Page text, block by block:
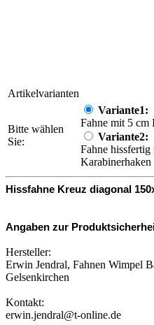
Artikelvarianten
Bitte wählen
Sie:
Variante1:
Fahne mit 5 cm
Variante2:
Fahne
Karabinerhaken
Hissfahne Kreuz diagonal
Angaben zur
Hersteller:
Erwin Jendral, Fahnen Wimpel
Gelsenkirchen
Kontakt:
erwin.jendral@t-online.de